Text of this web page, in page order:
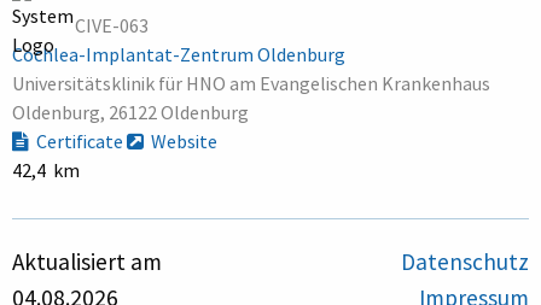
CIVE-063
Cochlea-Implantat-Zentrum Oldenburg
Universitätsklinik für HNO am Evangelischen Krankenhaus
Oldenburg, 26122 Oldenburg
Certificate
Website
42,4 km
Aktualisiert am
04.08.2026
Datenschutz
Impressum